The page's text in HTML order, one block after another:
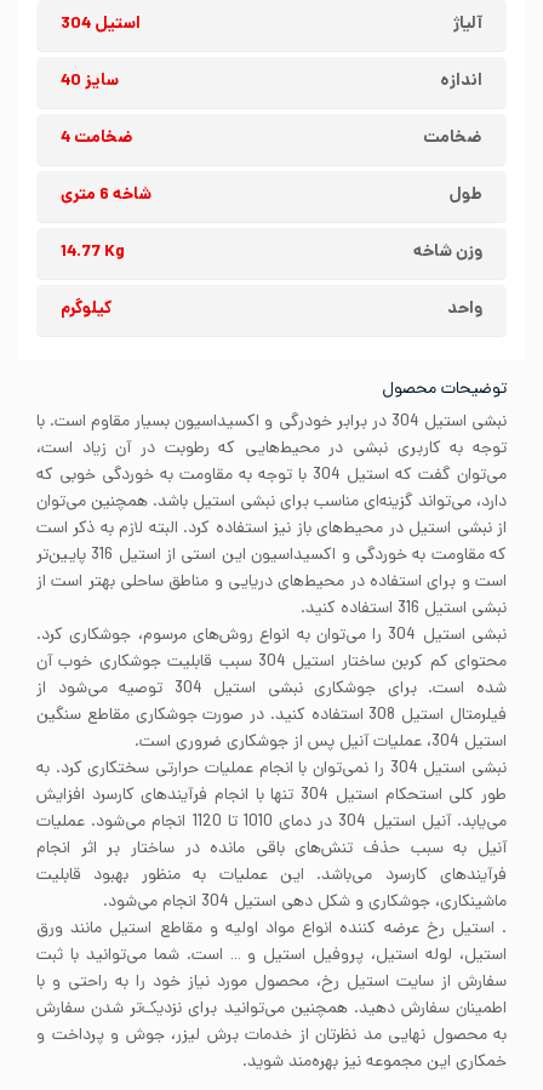
آلیاژ استیل 304
اندازه سایز 40
ضخامت ضخامت 4
طول شاخه 6 متری
وزن شاخه 14.77 Kg
واحد کیلوگرم
توضیحات محصول
نبشی استیل 304 در برابر خودرگی و اکسیداسیون بسیار مقاوم است. با
توجه به کاربری نبشی در محیط‌هایی که رطوبت در آن زیاد است،
می‌توان گفت که استیل 304 با توجه به مقاومت به خوردگی خوبی که
دارد، می‌تواند گزینه‌ای مناسب برای نبشی استیل باشد. همچنین می‌توان
از نبشی استیل در محیط‌های باز نیز استفاده کرد. البته لازم به ذکر است
که مقاومت به خوردگی و اکسیداسیون این استی از استیل 316 پایین‌تر
است و برای استفاده در محیط‌های دریایی و مناطق ساحلی بهتر است از
نبشی استیل 316 استفاده کنید.
نبشی استیل 304 را می‌توان به انواع روش‌های مرسوم، جوشکاری کرد.
محتوای کم کربن ساختار استیل 304 سبب قابلیت جوشکاری خوب آن
شده است. برای جوشکاری نبشی استیل 304 توصیه می‌شود از
فیلرمتال استیل 308 استفاده کنید. در صورت جوشکاری مقاطع سنگین
استیل 304، عملیات آنیل پس از جوشکاری ضروری است.
نبشی استیل 304 را نمی‌توان با انجام عملیات حرارتی سختکاری کرد. به
طور کلی استحکام استیل 304 تنها با انجام فرآیندهای کارسرد افزایش
می‌یابد. آنیل استیل 304 در دمای 1010 تا 1120 انجام می‌شود. عملیات
آنیل به سبب حذف تنش‌های باقی مانده در ساختار بر اثر انجام
فرآیندهای کارسرد می‌باشد. این عملیات به منظور بهبود قابلیت
ماشینکاری، جوشکاری و شکل دهی استیل 304 انجام می‌شود.
. استیل رخ عرضه کننده انواع مواد اولیه و مقاطع استیل مانند ورق
استیل، لوله استیل، پروفیل استیل و … است. شما می‌توانید با ثبت
سفارش از سایت استیل رخ، محصول مورد نیاز خود را به راحتی و با
اطمینان سفارش دهید. همچنین می‌توانید برای نزدیک‌تر شدن سفارش
به محصول نهایی مد نظرتان از خدمات برش لیزر، جوش و پرداخت و
خمکاری این مجموعه نیز بهره‌مند شوید.